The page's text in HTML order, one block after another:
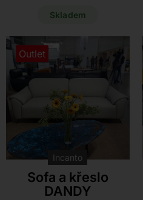
se snadnou údržbou
tohoto stylového kousku.
Využijte mimořádnou slevu
na tento nový vystavený
kus, který je k dodání
ihned.
Skladem
Outlet
Incanto
Sofa a křeslo
DANDY